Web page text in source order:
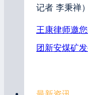
记者 李秉禅）
王康律师邀
团新安煤矿